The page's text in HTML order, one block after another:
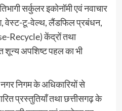
सर्कुलर इकोनॉमी एवं नवाचार
वेस्ट-टू-वेल्थ, लैंडफिल प्रबंधन,
Recycle) केंद्रों तथा
शून्य अपशिष्ट पहल का भी
निगम के अधिकारियों से
प्रस्तुतियाँ तथा छत्तीसगढ़ के